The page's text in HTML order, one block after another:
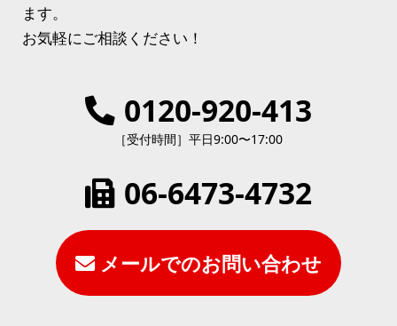
ます。
お気軽にご相談ください！
0120-920-413
［受付時間］平日9:00〜17:00
06-6473-4732
メールでのお問い合わせ